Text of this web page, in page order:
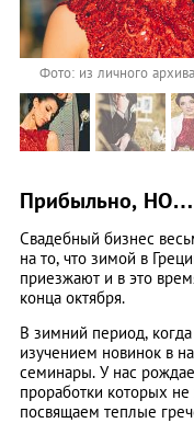
Фото: из личного архива
Прибыльно, НО…
Свадебный бизнес
на то, что зимой в
приезжают и в это
конца октября.
В зимний период,
изучением новинок в
семинары. У нас
проработки которых
посвящаем теплые